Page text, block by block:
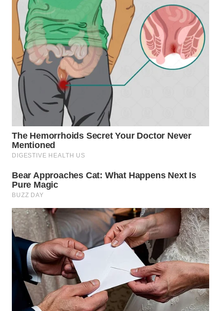
MALUT
WN
DAIRI
WN
DANAU
TOBA
WN
NIAS
WN
WN
TAPANULI
SELATAN
WN
TANJUNG
LESUNG
WN
KARO